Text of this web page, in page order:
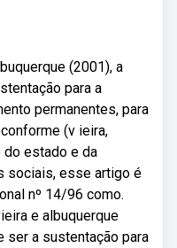
(2001), a
para a
permanentes, para
(v ieira,
do estado e da
sociais, esse artigo é
nº 14/96 como.
e albuquerque
ser a sustentação para